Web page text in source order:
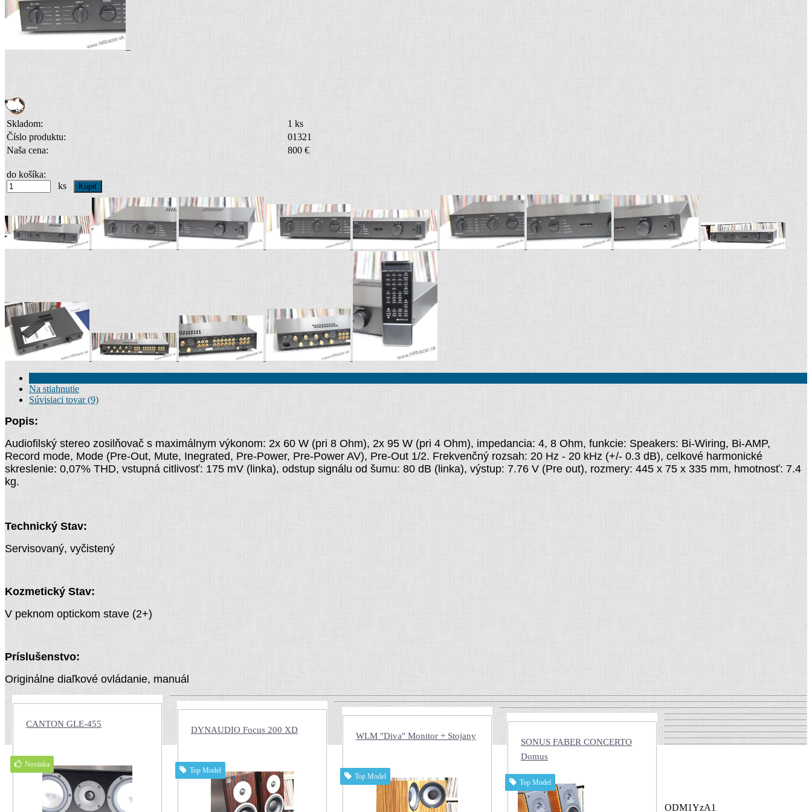
Skladom:
1 ks
Číslo produktu:
01321
Naša cena:
800 €
do košíka:
ks
Na stiahnutie
Súvisiaci tovar (9)
Popis:
Audiofilský stereo zosilňovač s maximálnym výkonom: 2x 60 W (pri 8 Ohm), 2x 95 W (pri 4 Ohm), impedancia: 4, 8 Ohm, funkcie: Speakers: Bi-Wiring, Bi-AMP,
Record mode, Mode (Pre-Out, Mute, Inegrated, Pre-Power, Pre-Power AV), Pre-Out 1/2. Frekvenčný rozsah: 20 Hz - 20 kHz (+/- 0.3 dB), celkové harmonické
skreslenie: 0,07% THD, vstupná citlivosť: 175 mV (linka), odstup signálu od šumu: 80 dB (linka), výstup: 7.76 V (Pre out), rozmery: 445 x 75 x 335 mm, hmotnosť: 7.4
kg.
Technický Stav:
Servisovaný, vyčistený
Kozmetický Stav:
V peknom optickom stave (2+)
Príslušenstvo:
Originálne diaľkové ovládanie, manuál
CANTON GLE-455
Novinka
DYNAUDIO Focus 200 XD
Top Model
WLM "Diva" Monitor + Stojany
Top Model
SONUS FABER CONCERTO
Domus
Top Model
ODM1YzA1